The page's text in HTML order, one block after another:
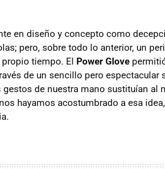
en diseño y concepto como
pero, sobre todo lo anterior, un
tiempo. El Power Glove
de un sencillo pero
de nuestra mano sustituían al
hayamos acostumbrado a esa